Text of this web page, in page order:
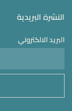
النشرة البريدية
البريد الالكتروني